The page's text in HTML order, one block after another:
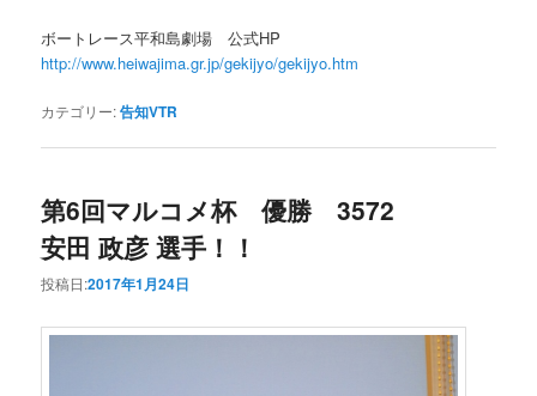
ボートレース平和島劇場 公式HP
http://www.heiwajima.gr.jp/gekijyo/gekijyo.htm
カテゴリー:告知VTR
第6回マルコメ杯 優勝 3572
安田 政彦 選手！！
投稿日:2017年1月24日